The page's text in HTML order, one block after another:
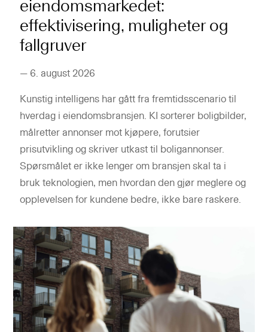
eiendomsmarkedet:
effektivisering, muligheter og
fallgruver
— 6. august 2026
Kunstig intelligens har gått fra fremtidsscenario til
hverdag i eiendomsbransjen. KI sorterer boligbilder,
målretter annonser mot kjøpere, forutsier
prisutvikling og skriver utkast til boligannonser.
Spørsmålet er ikke lenger om bransjen skal ta i
bruk teknologien, men hvordan den gjør meglere og
opplevelsen for kundene bedre, ikke bare raskere.